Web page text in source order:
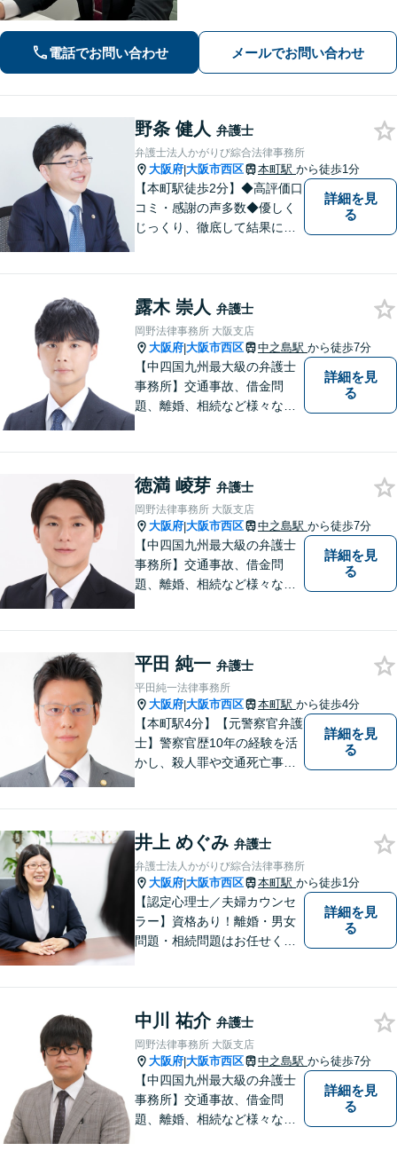
電話でお問い合わせ メールでお問い合わせ
野条 健人 弁護士
弁護士法人かがりび綜合法律事務所
大阪府|大阪市西区 本町駅 から徒歩1分
【本町駅徒歩2分】◆高評価口
コミ・感謝の声多数◆優しく
じっくり、徹底して結果にこ
「女性に寄り添う豊富な相談
実績」その方の人生の再出発
を全力で応援いたします【休
日・夜間相談可】
詳細を見
る
露木 崇人 弁護士
岡野法律事務所 大阪支店
大阪府|大阪市西区 中之島駅 から徒歩7分
【中四国九州最大級の弁護士
事務所】交通事故、借金問
題、離婚、相続など様々な問
い！
詳細を見
る
徳満 崚芽 弁護士
岡野法律事務所 大阪支店
大阪府|大阪市西区 中之島駅 から徒歩7分
【中四国九州最大級の弁護士
事務所】交通事故、借金問
題、離婚、相続など様々な問
い！
詳細を見
る
平田 純一 弁護士
平田純一法律事務所
大阪府|大阪市西区 本町駅 から徒歩4分
【本町駅4分】【元警察官弁護
士】警察官歴10年の経験を活
かし、殺人罪や交通死亡事故
す。男女問題や労働問題な
ど、多岐に渡る分野に力を注
いでおります。ぜひお気軽に
ご相談ください。
詳細を見
る
井上 めぐみ 弁護士
弁護士法人かがりび綜合法律事務所
大阪府|大阪市西区 本町駅 から徒歩1分
【認定心理士／夫婦カウンセ
ラー】資格あり！離婚・男女
問題・相続問題はお任せくだ
指します【初回相談無料】
【本町駅徒歩2分】男性の方の
ご相談も多く寄せられていま
す。
詳細を見
る
中川 祐介 弁護士
岡野法律事務所 大阪支店
大阪府|大阪市西区 中之島駅 から徒歩7分
【中四国九州最大級の弁護士
事務所】交通事故、借金問
題、離婚、相続など様々な問
詳細を見
る